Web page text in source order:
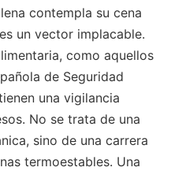
contempla su cena
un vector implacable.
como aquellos
de Seguridad
una vigilancia
No se trata de una
sino de una carrera
termoestables. Una